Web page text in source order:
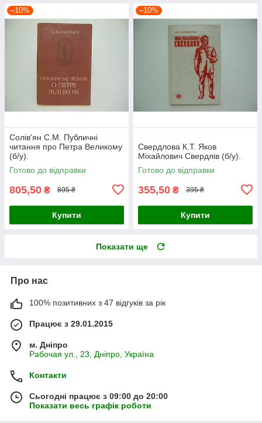
–10%
Солів'ян С.М. Публичні
читання про Петра Великому
(б/у).
Готово до відправки
805,50 ₴ 895 ₴
Купити
–10%
Свердлова К.Т. Яков
Міхайлович Свердлів (б/у).
Готово до відправки
355,50 ₴ 395 ₴
Купити
Показати ще
Про нас
100% позитивних з 47 відгуків за рік
Працює з 29.01.2015
м. Дніпро
Рабочая ул., 23, Дніпро, Україна
Контакти
Сьогодні працює з 09:00 до 20:00
Показати весь графік роботи